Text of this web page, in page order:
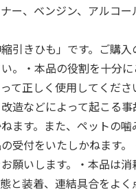
…
ー、ベンジン、アルコー
引きひも」です。ご購入
。・本品の役割を十分
て正しく使用してくださ
造などによって起こる事
ます。また、ペットの噛
受付をいたしかねます。
願いします。・本品は消
と装着、連結具合をよく